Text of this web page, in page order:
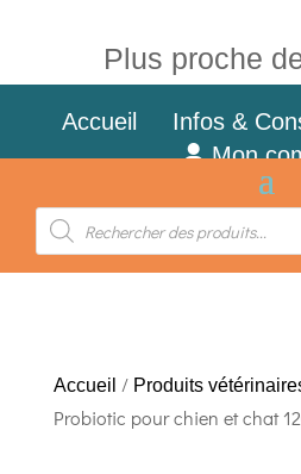
Plus proche
Accueil Infos &
Mon
Recherche
produits
Accueil / Produits
Probiotic pour chien et chat